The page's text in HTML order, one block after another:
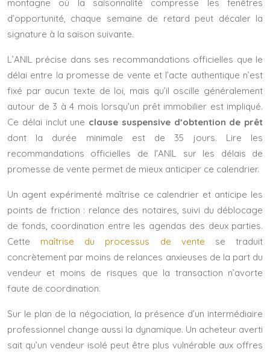
montagne où la saisonnalité compresse les fenêtres
d’opportunité, chaque semaine de retard peut décaler la
signature à la saison suivante.
L’ANIL précise dans ses recommandations officielles que le
délai entre la promesse de vente et l’acte authentique n’est
fixé par aucun texte de loi, mais qu’il oscille généralement
autour de 3 à 4 mois lorsqu’un prêt immobilier est impliqué.
Ce délai inclut une clause suspensive d’obtention de prêt
dont la durée minimale est de 35 jours. Lire les
recommandations officielles de l’ANIL sur les délais de
promesse de vente permet de mieux anticiper ce calendrier.
Un agent expérimenté maîtrise ce calendrier et anticipe les
points de friction : relance des notaires, suivi du déblocage
de fonds, coordination entre les agendas des deux parties.
Cette maîtrise du processus de vente se traduit
concrètement par moins de relances anxieuses de la part du
vendeur et moins de risques que la transaction n’avorte
faute de coordination.
Sur le plan de la négociation, la présence d’un intermédiaire
professionnel change aussi la dynamique. Un acheteur averti
sait qu’un vendeur isolé peut être plus vulnérable aux offres